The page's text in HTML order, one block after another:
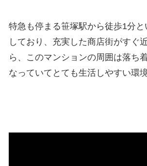
特急も停まる笹塚駅から徒歩1分
しており、充実した商店街がすぐ
ら、このマンションの周囲は落ち
なっていてとても生活しやすい環境